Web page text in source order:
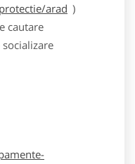
arad )
cautare